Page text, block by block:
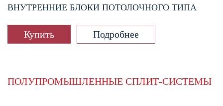
ВНУТРЕННИЕ БЛОКИ ПОТОЛОЧНОГО ТИПА
Купить Подробнее
ПОЛУПРОМЫШЛЕННЫЕ СПЛИТ-СИСТЕМЫ